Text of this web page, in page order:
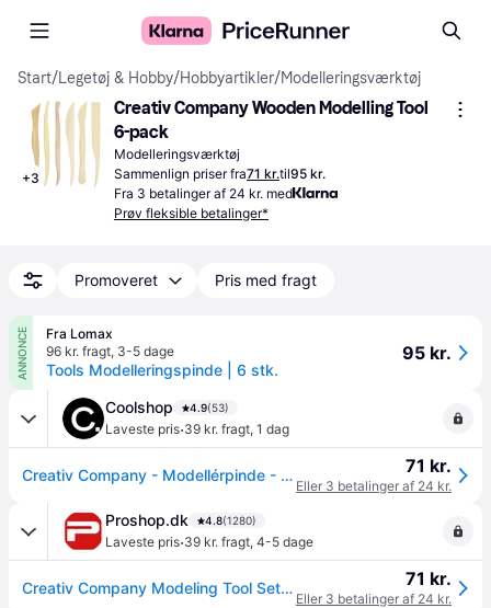
Start/Legetøj & Hobby/Hobbyartikler/Modelleringsværktøj
+3
Creativ Company Wooden Modelling Tool
6-pack
Modelleringsværktøj
Sammenlign priser fra71 kr.til95 kr.
Fra 3 betalinger af 24 kr. med
Prøv fleksible betalinger*
Promoveret Pris med fragt
ANNONCE
Fra Lomax
96 kr. fragt, 3-5 dage
Tools Modelleringspinde | 6 stk.
95 kr.
Coolshop 4.9(53)
Laveste pris·39 kr. fragt, 1 dag
Creativ Company - Modellérpinde - Klar til levering - Prismatch - Natur 71 kr.
Eller 3 betalinger af 24 kr.
Proshop.dk 4.8(1280)
Laveste pris·39 kr. fragt, 4-5 dage
Creativ Company Modeling Tool Set Wood 6 pcs. 71 kr.
Eller 3 betalinger af 24 kr.